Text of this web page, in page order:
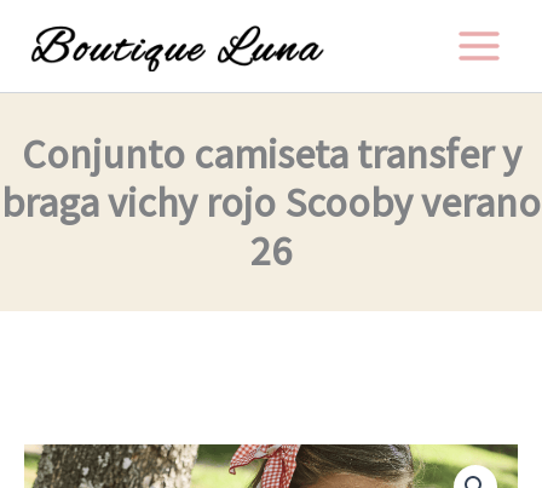
Conjunto camiseta transfer y
braga vichy rojo Scooby verano
26